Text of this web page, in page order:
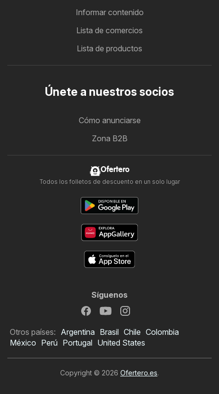
Informar contenido
Lista de comercios
Lista de productos
Únete a nuestros socios
Cómo anunciarse
Zona B2B
Ofertero
Todos los folletos de descuento en un solo lugar
Síguenos
Otros países: Argentina Brasil Chile Colombia
México Perú Portugal United States
Copyright © 2026 Ofertero.es.